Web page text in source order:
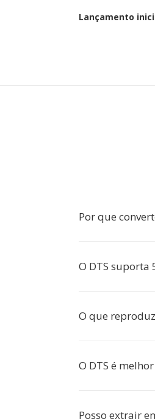
Lançamento
Por que
O DTS suporta
O que reproduz
O DTS é
Posso extrair